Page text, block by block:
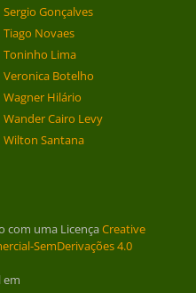
Sergio Gonçalves
Tiago Novaes
Toninho Lima
Veronica Botelho
Wagner Hilário
Wander Cairo Levy
Wilton Santana
com uma LicençaCreative
SemDerivações 4.0
em